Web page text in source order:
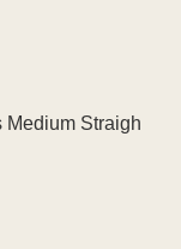
Medium Straigh